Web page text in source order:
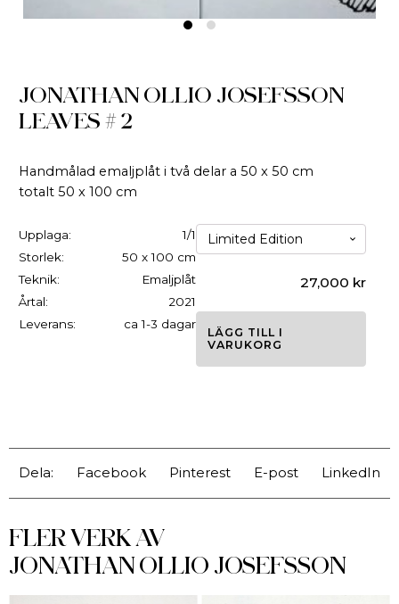
JONATHAN OLLIO JOSEFSSON
LEAVES # 2
Handmålad emaljplåt i två delar a 50 x 50 cm
totalt 50 x 100 cm
Upplaga:
1/1
Storlek:
50 x 100 cm
Teknik:
Emaljplåt
Årtal:
2021
Leverans:
ca 1-3 dagar
27,000 kr
LÄGG TILL I
VARUKORG
Dela: Facebook Pinterest E-post LinkedIn
FLER VERK AV
JONATHAN OLLIO JOSEFSSON